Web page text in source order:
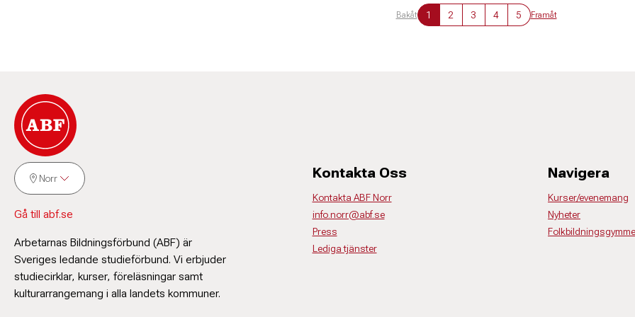
Bakåt 1 2 3 4 5 Framåt
Norr
Gå till abf.se
Arbetarnas Bildningsförbund (ABF) är
Sveriges ledande studieförbund. Vi erbjuder
studiecirklar, kurser, föreläsningar samt
kulturarrangemang i alla landets kommuner.
Kontakta Oss
Kontakta ABF Norr
info.norr@abf.se
Press
Lediga tjänster
Navigera
Kurser/evenemang
Nyheter